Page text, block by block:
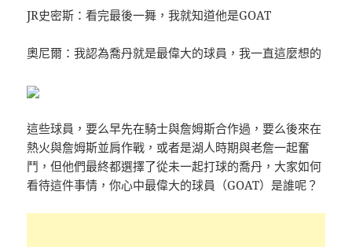
JR史密斯：看完最後一舞，我就知道他是GOAT
奧尼爾：我認為喬丹就是最偉大的球員，我一直這麼想的
這些球員，要么早先在騎士與詹姆斯合作過，要么後來在
熱火與詹姆斯並肩作戰，或者是湖人時期與老詹一起奮
鬥，但他們最終都選擇了從未一起打球的喬丹，大家如何
看待這件事情，你心中最偉大的球員（GOAT）是誰呢？